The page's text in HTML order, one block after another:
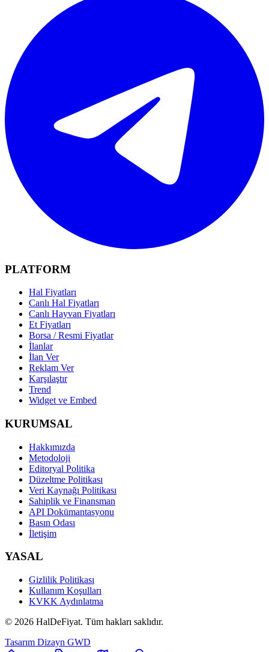
PLATFORM
Hal Fiyatları
Canlı Hal Fiyatları
Canlı Hayvan Fiyatları
Et Fiyatları
Borsa / Resmi Fiyatlar
İlanlar
İlan Ver
Reklam Ver
Karşılaştır
Trend
Widget ve Embed
KURUMSAL
Hakkımızda
Metodoloji
Editoryal Politika
Düzeltme Politikası
Veri Kaynağı Politikası
Sahiplik ve Finansman
API Dokümantasyonu
Basın Odası
İletişim
YASAL
Gizlilik Politikası
Kullanım Koşulları
KVKK Aydınlatma
© 2026 HalDeFiyat. Tüm hakları saklıdır.
Tasarım Dizayn GWD